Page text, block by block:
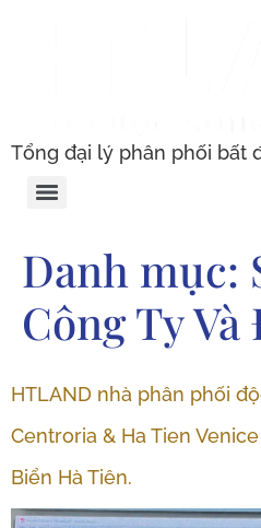
Tổng đại lý phân phối bất
Danh mục:
Công Ty
HTLAND nhà phân phối
Centroria & Ha Tien
Biển Hà Tiên.